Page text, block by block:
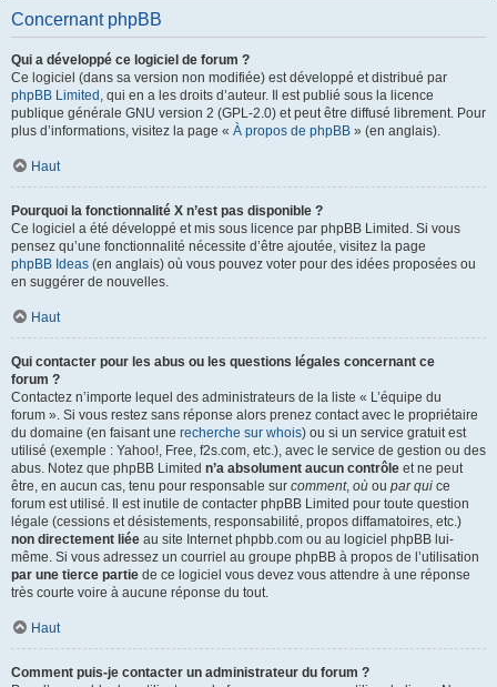
Concernant phpBB
Qui a développé ce logiciel de forum ?
Ce logiciel (dans sa version non modifiée) est développé et distribué par
phpBB Limited , qui en a les droits d’auteur. Il est publié sous la licence
publique générale GNU version 2 (GPL-2.0) et peut être diffusé librement. Pour
plus d’informations, visitez la page « À propos de phpBB » (en anglais).
Haut
Pourquoi la fonctionnalité X n’est pas disponible ?
Ce logiciel a été développé et mis sous licence par phpBB Limited. Si vous
pensez qu’une fonctionnalité nécessite d’être ajoutée, visitez la page
phpBB Ideas (en anglais) où vous pouvez voter pour des idées proposées ou
en suggérer de nouvelles.
Haut
Qui contacter pour les abus ou les questions légales concernant ce
forum ?
Contactez n’importe lequel des administrateurs de la liste « L’équipe du
forum ». Si vous restez sans réponse alors prenez contact avec le propriétaire
du domaine (en faisant une recherche sur whois) ou si un service gratuit est
utilisé (exemple : Yahoo!, Free, f2s.com, etc.), avec le service de gestion ou des
abus. Notez que phpBB Limited n’a absolument aucun contrôle et ne peut
être, en aucun cas, tenu pour responsable sur comment, où ou par qui ce
forum est utilisé. Il est inutile de contacter phpBB Limited pour toute question
légale (cessions et désistements, responsabilité, propos diffamatoires, etc.)
non directement liée au site Internet phpbb.com ou au logiciel phpBB lui-
même. Si vous adressez un courriel au groupe phpBB à propos de l’utilisation
par une tierce partie de ce logiciel vous devez vous attendre à une réponse
très courte voire à aucune réponse du tout.
Haut
Comment puis-je contacter un administrateur du forum ?